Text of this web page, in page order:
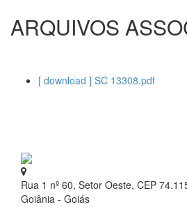
ARQUIVOS
[ download ] SC 13308.pdf
Rua 1 nº 60, Setor Oeste, CEP
Goiânia - Goiás